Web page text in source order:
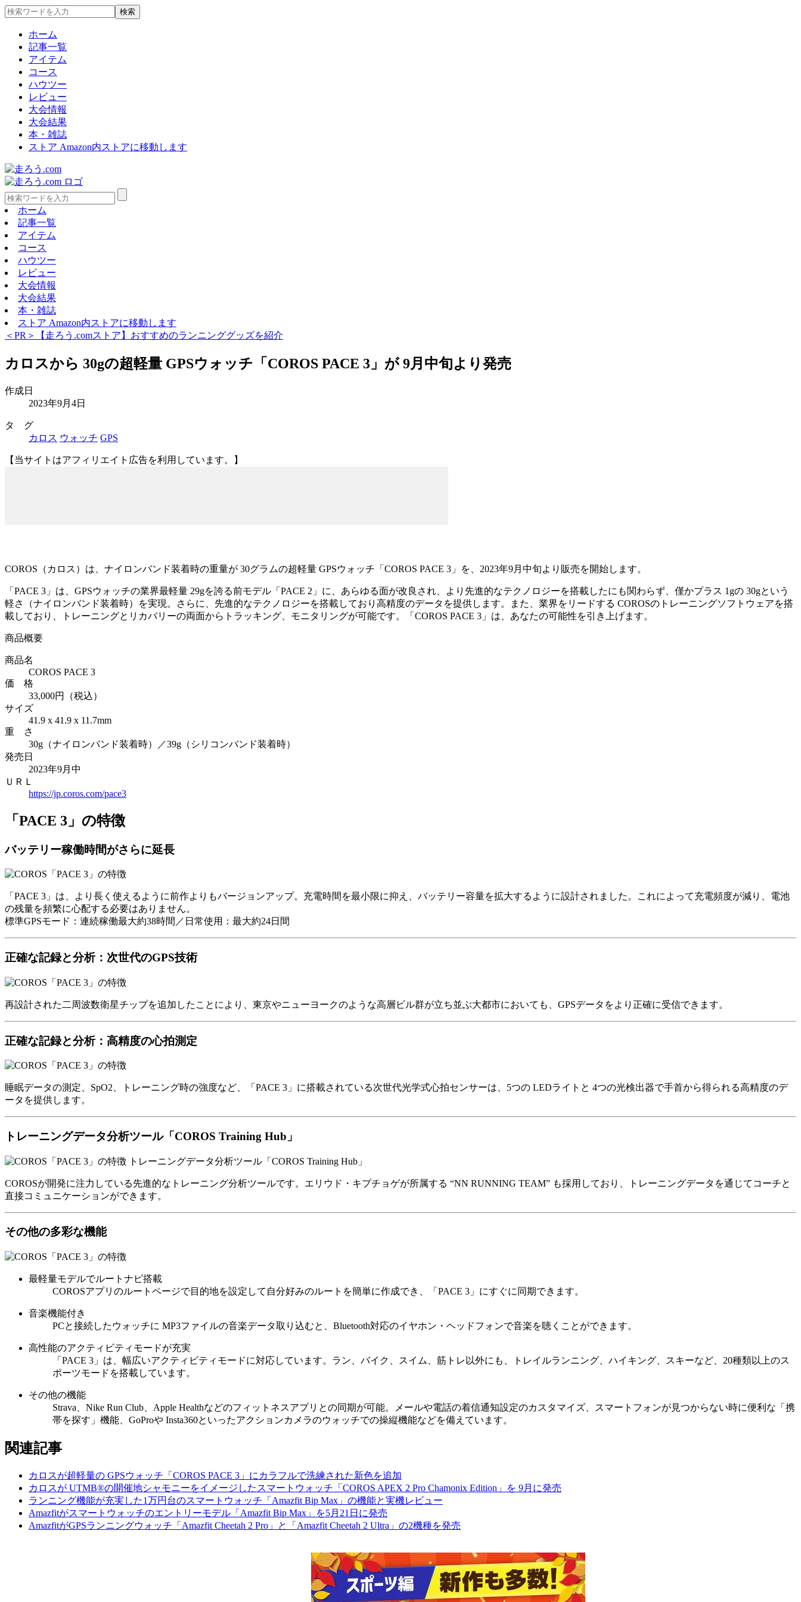
ホーム
記事一覧
アイテム
コース
ハウツー
レビュー
大会情報
大会結果
本・雑誌
ストア Amazon内ストアに移動します
ホーム
記事一覧
アイテム
コース
ハウツー
レビュー
大会情報
大会結果
本・雑誌
ストア Amazon内ストアに移動します
＜PR＞【走ろう.comストア】おすすめのランニンググッズを紹介
カロスから 30gの超軽量 GPSウォッチ「COROS PACE 3」が 9月中旬より発売
作成日
2023年9月4日
タ グ
カロス ウォッチ GPS
【当サイトはアフィリエイト広告を利用しています。】
COROS（カロス）は、ナイロンバンド装着時の重量が 30グラムの超軽量 GPSウォッチ「COROS PACE 3」を、2023年9月中旬より販売を開始します。
「PACE 3」は、GPSウォッチの業界最軽量 29gを誇る前モデル「PACE 2」に、あらゆる面が改良され、より先進的なテクノロジーを搭載したにも関わらず、僅かプラス 1gの 30gという
軽さ（ナイロンバンド装着時）を実現。さらに、先進的なテクノロジーを搭載しており高精度のデータを提供します。また、業界をリードする COROSのトレーニングソフトウェアを搭
載しており、トレーニングとリカバリーの両面からトラッキング、モニタリングが可能です。「COROS PACE 3」は、あなたの可能性を引き上げます。
商品概要
商品名
COROS PACE 3
価 格
33,000円（税込）
サイズ
41.9 x 41.9 x 11.7mm
重 さ
30g（ナイロンバンド装着時）／39g（シリコンバンド装着時）
発売日
2023年9月中
ＵＲＬ
https://jp.coros.com/pace3
「PACE 3」の特徴
バッテリー稼働時間がさらに延長
「PACE 3」は、より長く使えるように前作よりもバージョンアップ。充電時間を最小限に抑え、バッテリー容量を拡大するように設計されました。これによって充電頻度が減り、電池
の残量を頻繁に心配する必要はありません。
標準GPSモード：連続稼働最大約38時間／日常使用：最大約24日間
正確な記録と分析：次世代のGPS技術
再設計された二周波数衛星チップを追加したことにより、東京やニューヨークのような高層ビル群が立ち並ぶ大都市においても、GPSデータをより正確に受信できます。
正確な記録と分析：高精度の心拍測定
睡眠データの測定、SpO2、トレーニング時の強度など、「PACE 3」に搭載されている次世代光学式心拍センサーは、5つの LEDライトと 4つの光検出器で手首から得られる高精度のデ
ータを提供します。
トレーニングデータ分析ツール「COROS Training Hub」
COROSが開発に注力している先進的なトレーニング分析ツールです。エリウド・キプチョゲが所属する “NN RUNNING TEAM” も採用しており、トレーニングデータを通じてコーチと
直接コミュニケーションができます。
その他の多彩な機能
最軽量モデルでルートナビ搭載
COROSアプリのルートページで目的地を設定して自分好みのルートを簡単に作成でき、「PACE 3」にすぐに同期できます。
音楽機能付き
PCと接続したウォッチに MP3ファイルの音楽データ取り込むと、Bluetooth対応のイヤホン・ヘッドフォンで音楽を聴くことができます。
高性能のアクティビティモードが充実
「PACE 3」は、幅広いアクティビティモードに対応しています。ラン、バイク、スイム、筋トレ以外にも、トレイルランニング、ハイキング、スキーなど、20種類以上のス
ポーツモードを搭載しています。
その他の機能
Strava、Nike Run Club、Apple Healthなどのフィットネスアプリとの同期が可能。メールや電話の着信通知設定のカスタマイズ、スマートフォンが見つからない時に便利な「携
帯を探す」機能、GoProや Insta360といったアクションカメラのウォッチでの操縦機能などを備えています。
関連記事
カロスが超軽量の GPSウォッチ「COROS PACE 3」にカラフルで洗練された新色を追加
カロスが UTMB®の開催地シャモニーをイメージしたスマートウォッチ「COROS APEX 2 Pro Chamonix Edition」を 9月に発売
ランニング機能が充実した1万円台のスマートウォッチ「Amazfit Bip Max」の機能と実機レビュー
Amazfitがスマートウォッチのエントリーモデル「Amazfit Bip Max」を5月21日に発売
AmazfitがGPSランニングウォッチ「Amazfit Cheetah 2 Pro」と「Amazfit Cheetah 2 Ultra」の2機種を発売